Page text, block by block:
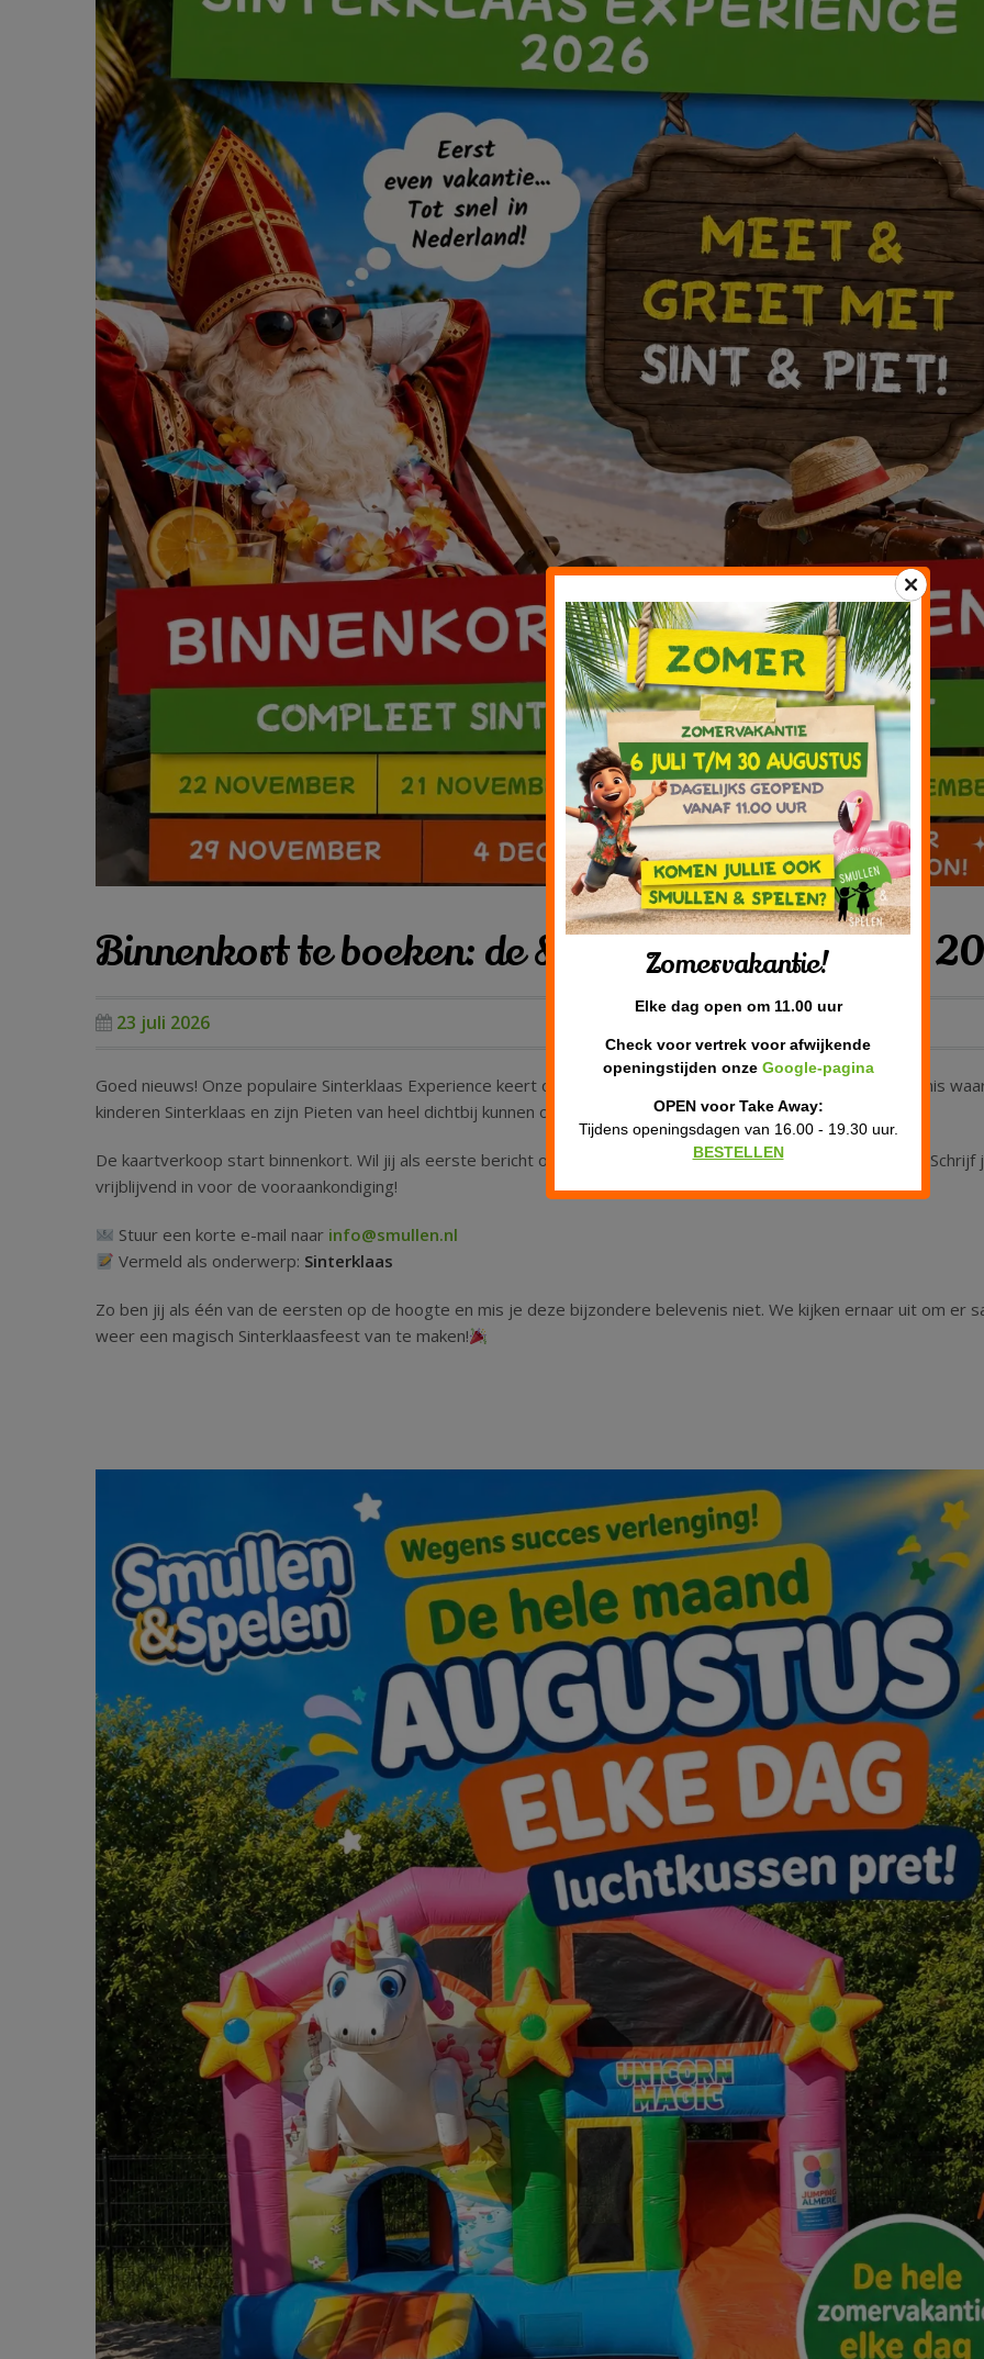
Binnenkort te boeken: de Sinterklaas Experience
23 juli 2026
Goed nieuws! Onze populaire Sinterklaas Experience keert ook in 2026 weer terug. Een onvergetelijke belevenis
kinderen Sinterklaas en zijn Pieten van heel dichtbij kunnen ontmoeten.
De kaartverkoop start binnenkort. Wil jij als eerste bericht ontvangen zodra de tickets online beschikbaar zijn? Schrijf
vrijblijvend in voor de vooraankondiging!
Stuur een korte e-mail naar info@smullen.nl
Vermeld als onderwerp: Sinterklaas
Zo ben jij als één van de eersten op de hoogte en mis je deze bijzondere belevenis niet. We kijken ernaar uit om er
weer een magisch Sinterklaasfeest van te maken!
Zomervakantie!
Elke dag open om 11.00 uur
Check voor vertrek voor afwijkende
openingstijden onze Google-pagina
OPEN voor Take Away:
Tijdens openingsdagen van 16.00 - 19.30 uur.
BESTELLEN